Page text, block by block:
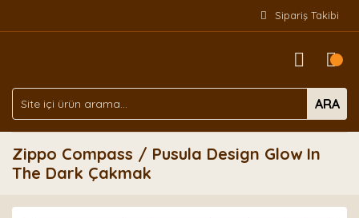
Sipariş Takibi
ARA
Zippo Compass / Pusula Design Glow In
The Dark Çakmak